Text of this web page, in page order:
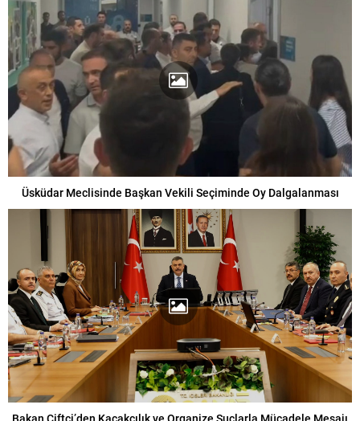
Üsküdar Meclisinde Başkan Vekili Seçiminde Oy Dalgalanması